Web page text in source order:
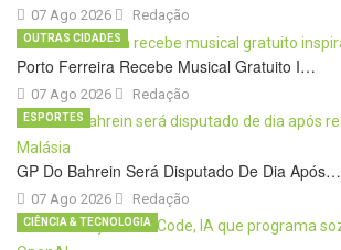
07 Ago 2026 Redação
Porto Ferreira Recebe Musical Gratuito I…
07 Ago 2026
OUTRAS CIDADES
Redação
GP Do Bahrein Será Disputado De Dia Após…
07 Ago 2026
ESPORTES
Redação
CIÊNCIA & TECNOLOGIA